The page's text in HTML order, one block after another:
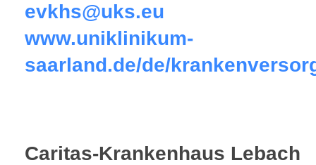
evkhs@uks.eu
www.uniklinikum-
saarland.de/de/
Caritas-Krankenhaus Lebach